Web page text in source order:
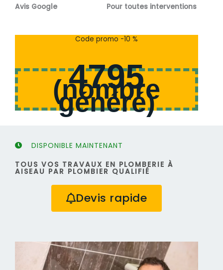
s
Avis Google
s
Pour toutes interventions
Code promo -10 %
4795
(nombre
généré)
DISPONIBLE MAINTENANT
TOUS VOS TRAVAUX EN PLOMBERIE À
AISEAU PAR PLOMBIER QUALIFIÉ
Devis rapide